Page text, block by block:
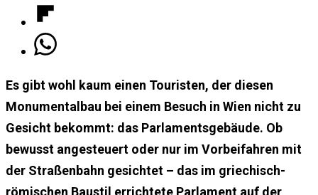
Es gibt wohl kaum einen Touristen, der diesen
Monumentalbau bei einem Besuch in Wien nicht zu
Gesicht bekommt: das Parlamentsgebäude. Ob
bewusst angesteuert oder nur im Vorbeifahren mit
der Straßenbahn gesichtet – das im griechisch-
römischen Baustil errichtete Parlament auf der